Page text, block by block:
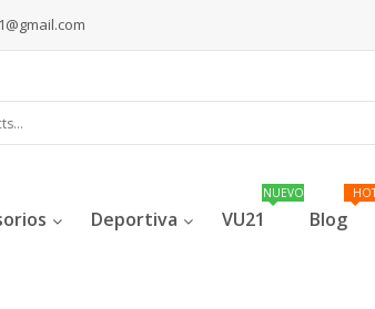
Deportiva VU21 Blog